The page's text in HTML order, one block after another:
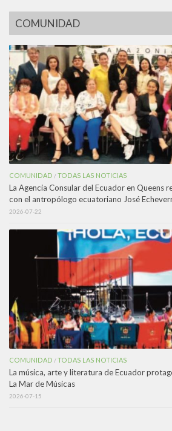
COMUNIDAD
COMUNIDAD /TODAS LAS NOTICIAS
La Agencia Consular del Ecuador en Queens
con el antropólogo ecuatoriano José
2026-07-22
COMUNIDAD /TODAS LAS NOTICIAS
La música, arte y literatura de Ecuador
La Mar de Músicas
2026-07-15